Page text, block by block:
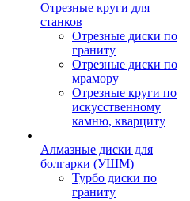
Отрезные круги для
станков
Отрезные диски по
граниту
Отрезные диски по
мрамору
Отрезные круги по
искусственному
камню, кварциту
Алмазные диски для
болгарки (УШМ)
Турбо диски по
граниту